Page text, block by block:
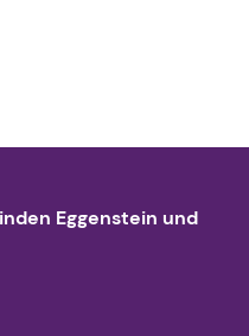
Eggenstein und